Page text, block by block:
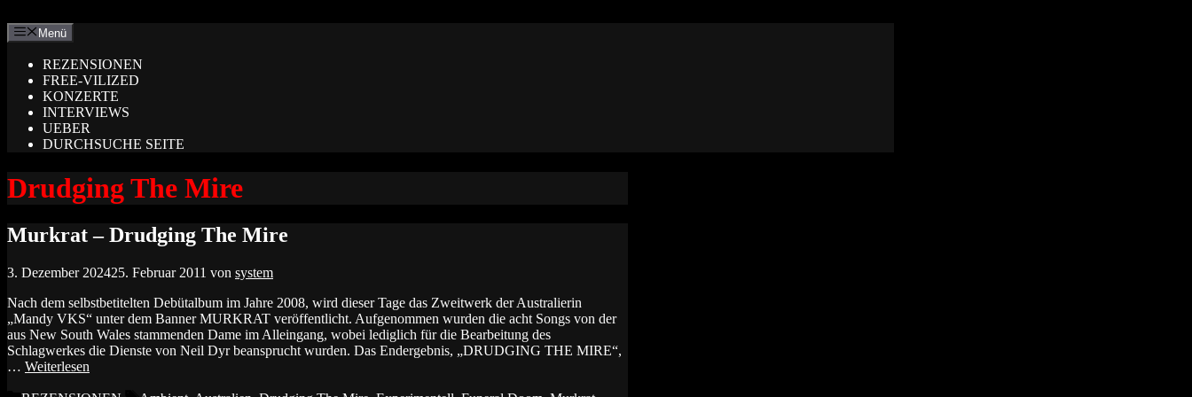
Inhalt
springen
Menü
REZENSIONEN
FREE-VILIZED
KONZERTE
INTERVIEWS
UEBER
DURCHSUCHE SEITE
Drudging The Mire
Murkrat – Drudging The Mire
3. Dezember 202425. Februar 2011 von system
Nach dem selbstbetitelten Debütalbum im Jahre 2008, wird dieser Tage das Zweitwerk der Australierin
„Mandy VKS“ unter dem Banner MURKRAT veröffentlicht. Aufgenommen wurden die acht Songs von der
aus New South Wales stammenden Dame im Alleingang, wobei lediglich für die Bearbeitung des
Schlagwerkes die Dienste von Neil Dyr beansprucht wurden. Das Endergebnis, „DRUDGING THE MIRE“,
… Weiterlesen